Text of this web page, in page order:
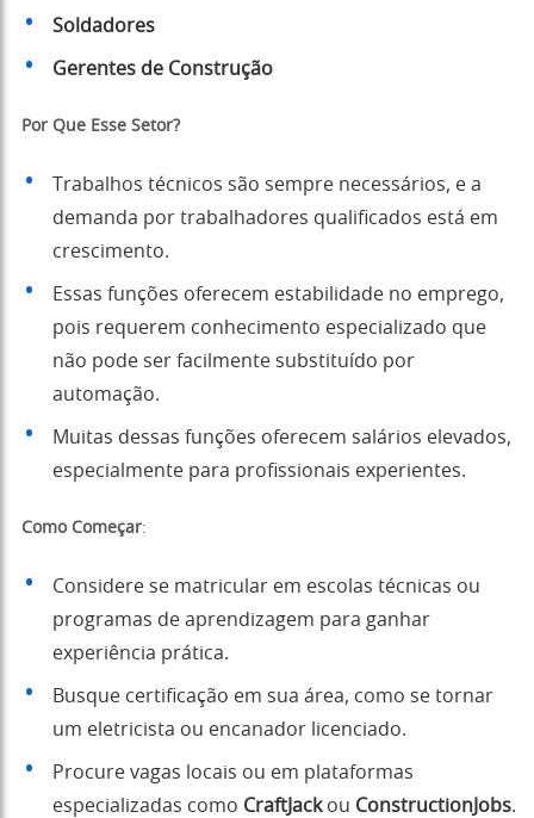
Soldadores
Gerentes de Construção
Por Que Esse Setor?
Trabalhos técnicos são sempre necessários, e a
demanda por trabalhadores qualificados está em
crescimento.
Essas funções oferecem estabilidade no emprego,
pois requerem conhecimento especializado que
não pode ser facilmente substituído por
automação.
Muitas dessas funções oferecem salários elevados,
especialmente para profissionais experientes.
Como Começar:
Considere se matricular em escolas técnicas ou
programas de aprendizagem para ganhar
experiência prática.
Busque certificação em sua área, como se tornar
um eletricista ou encanador licenciado.
Procure vagas locais ou em plataformas
especializadas como CraftJackou ConstructionJobs.